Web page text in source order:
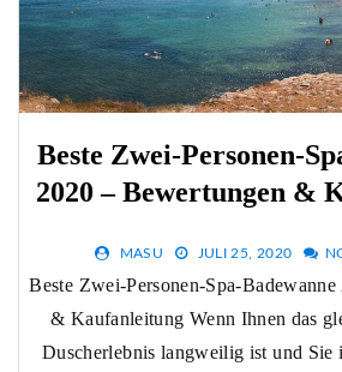
Beste Zwei-Personen-
2020 – Bewertungen &
MASU JULI 25, 2020
Beste Zwei-Personen-Spa-Badewanne 2020 – Bewertungen
& Kaufanleitung Wenn Ihnen das
Duscherlebnis langweilig ist und Sie